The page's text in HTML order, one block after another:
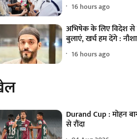
16 hours ago
अभिषेक के लिए विदेश से
बुलाएं, खर्च हम देंगे :
16 hours ago
Durand Cup : मोहन
से रौंदा